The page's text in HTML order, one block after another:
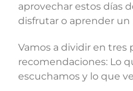
aprovechar estos días
disfrutar o aprender un
Vamos a dividir en tres
recomendaciones: Lo
escuchamos y lo que